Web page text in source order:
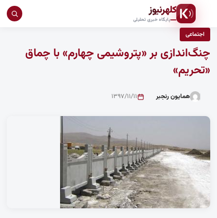
کلهرنیوز
پایگاه خبری تحلیلی
اجتماعی
چنگ‌اندازی بر «پتروشیمی چهارم» با چماق
«تحریم»
همایون رنجبر ۱۳۹۷/۱۱/۱۱